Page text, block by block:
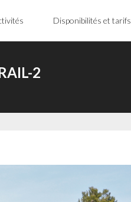
Disponibilités et tarifs
2